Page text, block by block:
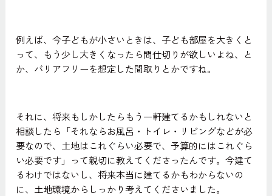
例えば、今子どもが小さいときは、子ども部屋を大きくと
って、もう少し大きくなったら間仕切りが欲しいよね、と
か、バリアフリーを想定した間取りとかですね。
それに、将来もしかしたらもう一軒建てるかもしれないと
相談したら「それならお風呂・トイレ・リビングなどが必
要なので、土地はこれぐらい必要で、予算的にはこれぐら
い必要です」って親切に教えてくださったんです。今建て
るわけではないし、将来本当に建てるかもわからないの
に、土地環境からしっかり考えてくださいました。